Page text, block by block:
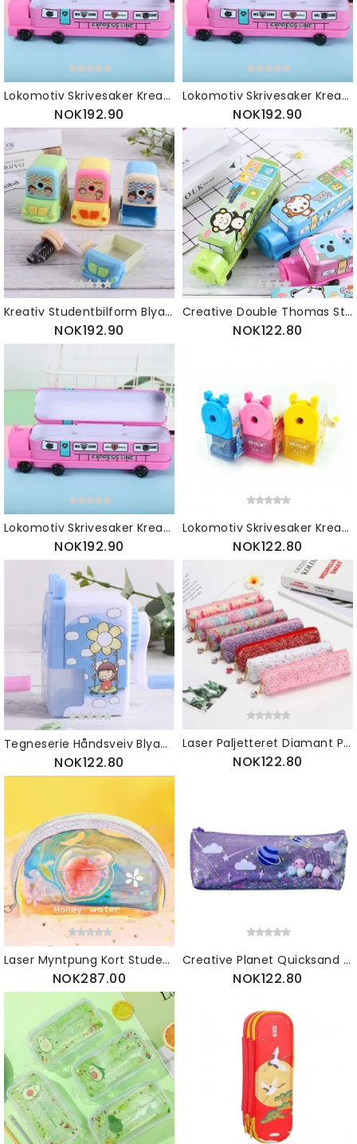
Lokomotiv Skrivesaker Kreativt Barneskoleelever Dobbeltlags Thomas Pencil Box Student Prize
NOK192.90
Lokomotiv Skrivesaker Kreativt Barneskoleelever Dobbeltlags Thomas Pencil Box Student Prize
NOK192.90
Kreativ Studentbilform Blyantspisser Tegneserie Automatisk Penn For Studenter
NOK192.90
Creative Double Thomas Stationery Box Student Lokomotiv Tegneserie Blyantboks Høytidsgavepremie
NOK122.80
Lokomotiv Skrivesaker Kreativt Barneskoleelever Dobbeltlags Thomas Pencil Box Student Prize
NOK192.90
Lokomotiv Skrivesaker Kreativt Barneskoleelever Dobbeltlags Thomas Pencil Box Student Prize
NOK122.80
Tegneserie Håndsveiv Blyantspisser Barn Kreativ Avtagbare Elever Blyantspisserer
NOK122.80
Laser Paljetteret Diamant Pennal Eksplosjonssikker Student Rekvisita Fargerik Skrivesaker Bag
NOK122.80
Laser Myntpung Kort Studentmote Ins Multifunksjonell Tegneserie Liten Fersk Oppbevaringspose
NOK287.00
Creative Planet Quicksand Penal Etui Student Personlighet Skrivesaker Søt Vanntett Lekker Boks Laser
NOK122.80